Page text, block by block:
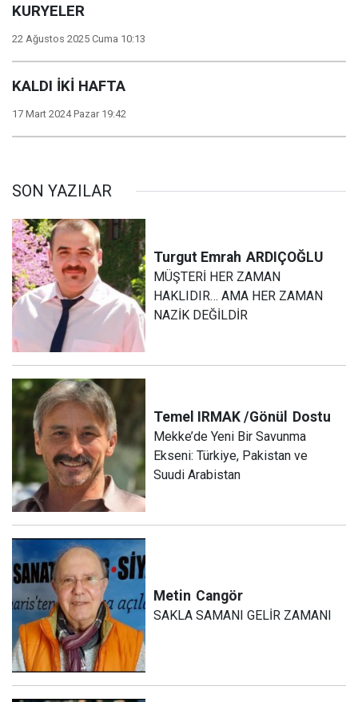
KURYELER
22 Ağustos 2025 Cuma 10:13
KALDI İKİ HAFTA
17 Mart 2024 Pazar 19:42
SON YAZILAR
Turgut Emrah ARDIÇOĞLU
MÜŞTERİ HER ZAMAN
HAKLIDIR… AMA HER ZAMAN
NAZİK DEĞİLDİR
Temel IRMAK /Gönül Dostu
Mekke’de Yeni Bir Savunma
Ekseni: Türkiye, Pakistan ve
Suudi Arabistan
Metin Cangör
SAKLA SAMANI GELİR ZAMANI